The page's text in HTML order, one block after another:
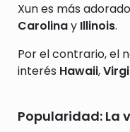
Xun es más
Carolinay Illinois.
Por el contrario, el
interés Hawaii,
Popularidad: La